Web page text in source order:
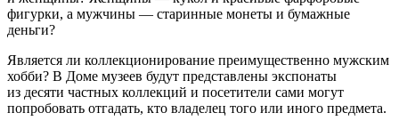
фигурки, а мужчины — старинные монеты и бумажные
деньги?
Является ли коллекционирование преимущественно мужским
хобби? В Доме музеев будут представлены экспонаты
из десяти частных коллекций и посетители сами могут
попробовать отгадать, кто владелец того или иного предмета.